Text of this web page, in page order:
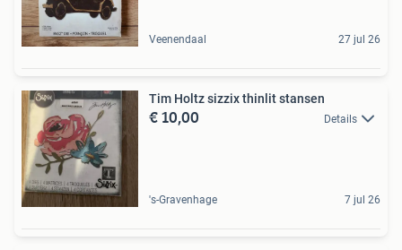
Veenendaal 27 jul 26
Tim Holtz sizzix thinlit stansen
€ 10,00 Details
's-Gravenhage 7 jul 26